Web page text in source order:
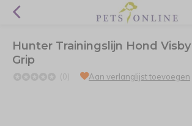
Hunter Trainingslijn Hond
Grip
(0) Aan verlanglijst toevoegen